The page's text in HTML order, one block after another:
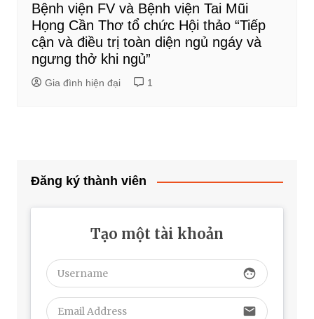
Bệnh viện FV và Bệnh viện Tai Mũi
Họng Cần Thơ tổ chức Hội thảo “Tiếp
cận và điều trị toàn diện ngủ ngáy và
ngưng thở khi ngủ”
Gia đình hiện đại 1
Đăng ký thành viên
Tạo một tài khoản
face
email